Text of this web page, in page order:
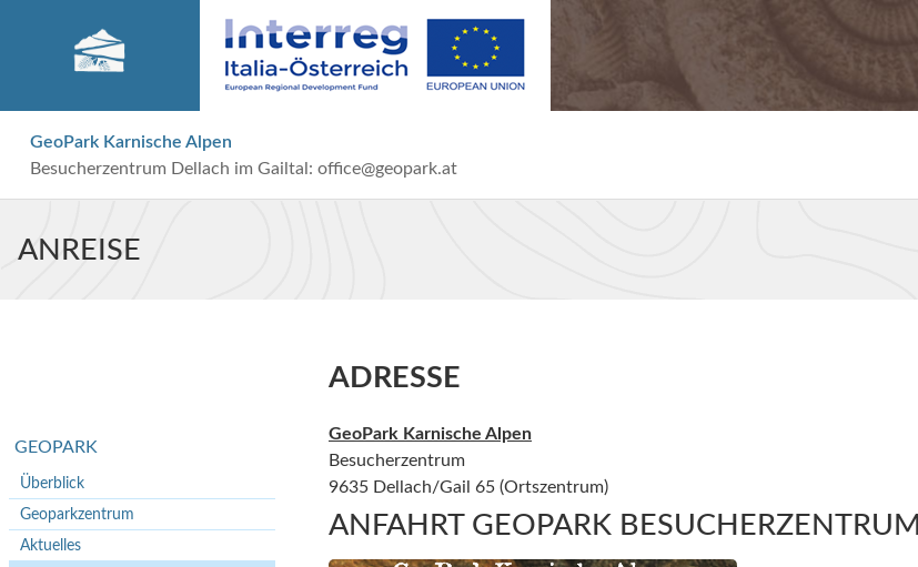
GeoPark Karnische Alpen
Besucherzentrum Dellach im Gailtal: office@geopark.at
ANREISE
GEOPARK
Überblick
Geoparkzentrum
Aktuelles
ADRESSE
GeoPark Karnische Alpen
Besucherzentrum
9635 Dellach/Gail 65 (Ortszentrum)
ANFAHRT GEOPARK BESUCHERZENTRUM